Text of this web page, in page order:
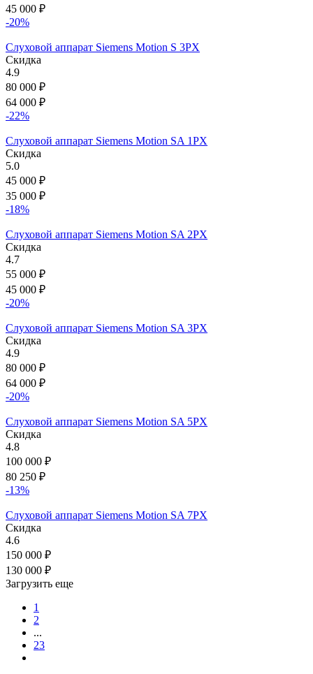
45 000 ₽
-20%
Слуховой аппарат Siemens Motion S 3PX
Скидка
4.9
80 000 ₽
64 000 ₽
-22%
Слуховой аппарат Siemens Motion SA 1PX
Скидка
5.0
45 000 ₽
35 000 ₽
-18%
Слуховой аппарат Siemens Motion SA 2PX
Скидка
4.7
55 000 ₽
45 000 ₽
-20%
Слуховой аппарат Siemens Motion SA 3PX
Скидка
4.9
80 000 ₽
64 000 ₽
-20%
Слуховой аппарат Siemens Motion SA 5PX
Скидка
4.8
100 000 ₽
80 250 ₽
-13%
Слуховой аппарат Siemens Motion SA 7PX
Скидка
4.6
150 000 ₽
130 000 ₽
Загрузить еще
1
2
...
23